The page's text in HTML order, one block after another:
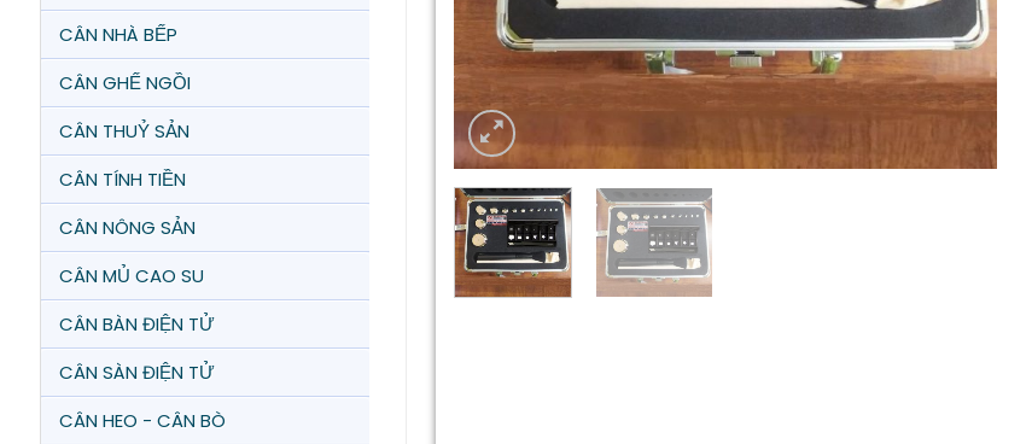
CÂN NHÀ BẾP
CÂN GHẾ NGỒI
CÂN THUỶ SẢN
CÂN TÍNH TIỀN
CÂN NÔNG SẢN
CÂN MỦ CAO SU
CÂN BÀN ĐIỆN TỬ
CÂN SÀN ĐIỆN TỬ
CÂN HEO - CÂN BÒ